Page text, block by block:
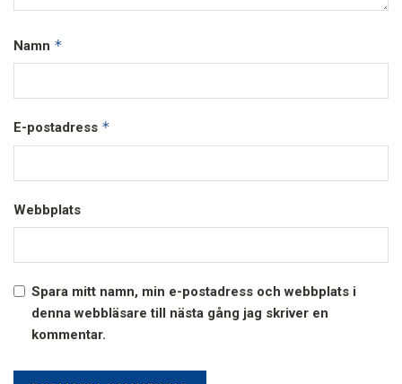
Namn *
E-postadress *
Webbplats
Spara mitt namn, min e-postadress och webbplats i
denna webbläsare till nästa gång jag skriver en
kommentar.